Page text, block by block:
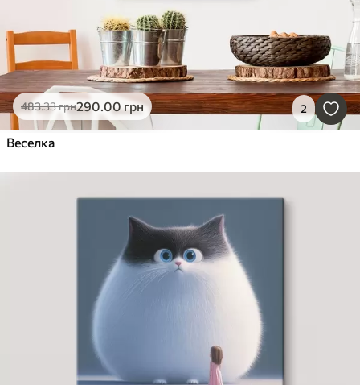
483.33грн290.00 грн 2
Веселка